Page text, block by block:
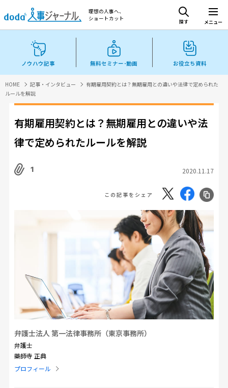
理想の人事へ、
ショートカット
探す メニュー
ノウハウ記事 無料セミナー･動画 お役立ち資料
HOME 記事・インタビュー
有期雇用契約とは？無期雇用との違いや法律で定められた
ルールを解説
有期雇用契約とは？無期雇用との違いや法
律で定められたルールを解説
1 2020.11.17
この記事をシェア
弁護士法人 第一法律事務所（東京事務所）
弁護士
藥師寺 正典
プロフィール